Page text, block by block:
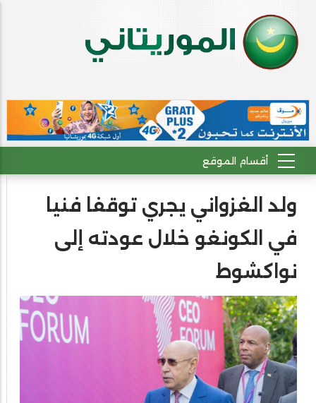
ولد الغزواني يجري توقفا فنيا
في الكونغو خلال عودته إلى
نواكشوط